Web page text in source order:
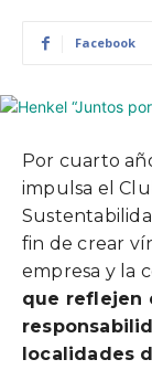
Facebook
Por cuarto
impulsa el
fin de crear
empresa y la
que reflejen
localidades